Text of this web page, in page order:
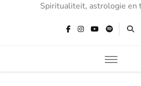
Spiritualiteit, astrologie en